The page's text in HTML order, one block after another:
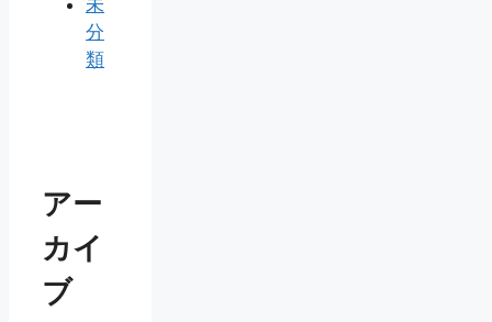
分
類
アー
カイ
ブ